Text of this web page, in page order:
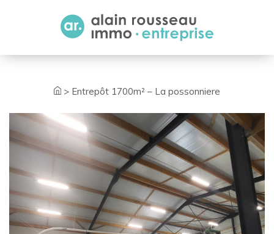
> Entrepôt 1700m² – La possonniere